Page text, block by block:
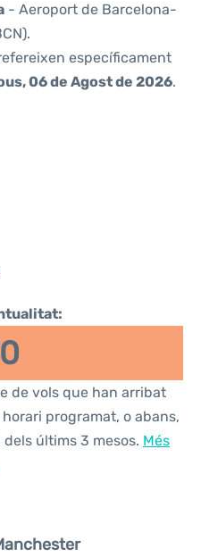
- Aeroport de Barcelona-
específicament
06 de Agost de 2026.
de vols que han arribat
programat, o abans,
últims 3 mesos. Més